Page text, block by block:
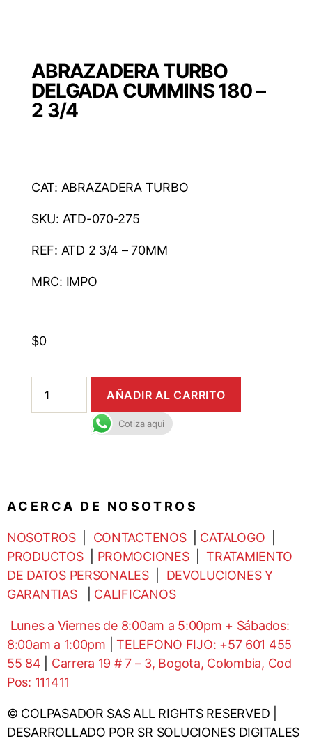
ABRAZADERA TURBO
DELGADA CUMMINS 180 –
2 3/4
CAT: ABRAZADERA TURBO
SKU: ATD-070-275
REF: ATD 2 3/4 – 70MM
MRC: IMPO
$0
AÑADIR AL CARRITO
Cotiza aqui
A C E R C A D E N O S O T R O S
NOSOTROS| CONTACTENOS| CATALOGO
PRODUCTOS| PROMOCIONES|TRATAMIENTO
DE DATOS PERSONALES| DEVOLUCIONES Y
GARANTIAS
CALIFICANOS
Lunes a Viernes de 8:00am a 5:00pm + Sábados:
8:00am a 1:00pm |TELEFONO FIJO: +57 601 455
55 84
Carrera 19 # 7 – 3, Bogota, Colombia, Cod
Pos: 111411
© COLPASADOR SAS ALL RIGHTS RESERVED |
DESARROLLADO POR SR SOLUCIONES DIGITALES